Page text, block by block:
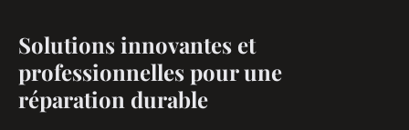
Solutions innovantes et
professionnelles pour une
réparation durable